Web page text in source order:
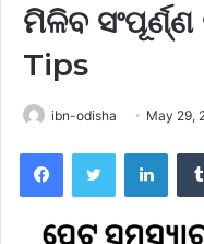
ମିଳିବ
Tips
ibn-odisha May 29,
FacebookTwitter